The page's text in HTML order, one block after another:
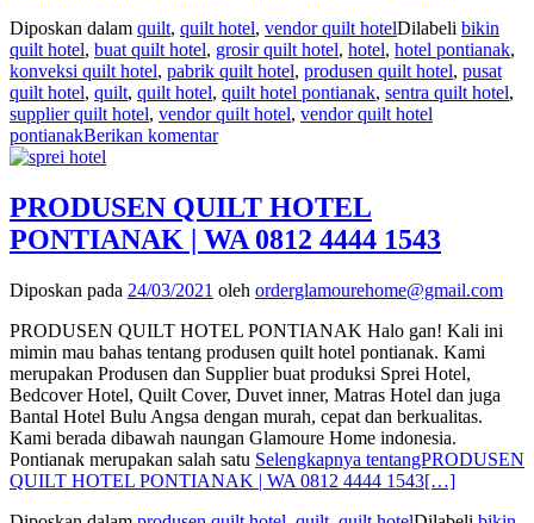
Diposkan dalam quilt, quilt hotel, vendor quilt hotelDilabeli bikin
quilt hotel, buat quilt hotel, grosir quilt hotel, hotel, hotel pontianak,
konveksi quilt hotel, pabrik quilt hotel, produsen quilt hotel, pusat
quilt hotel, quilt, quilt hotel, quilt hotel pontianak, sentra quilt hotel,
supplier quilt hotel, vendor quilt hotel, vendor quilt hotel
pontianakBerikan komentar
PRODUSEN QUILT HOTEL
PONTIANAK | WA 0812 4444 1543
Diposkan pada 24/03/2021 oleh orderglamourehome@gmail.com
PRODUSEN QUILT HOTEL PONTIANAK Halo gan! Kali ini
mimin mau bahas tentang produsen quilt hotel pontianak. Kami
merupakan Produsen dan Supplier buat produksi Sprei Hotel,
Bedcover Hotel, Quilt Cover, Duvet inner, Matras Hotel dan juga
Bantal Hotel Bulu Angsa dengan murah, cepat dan berkualitas.
Kami berada dibawah naungan Glamoure Home indonesia.
Pontianak merupakan salah satu Selengkapnya tentangPRODUSEN
QUILT HOTEL PONTIANAK | WA 0812 4444 1543[…]